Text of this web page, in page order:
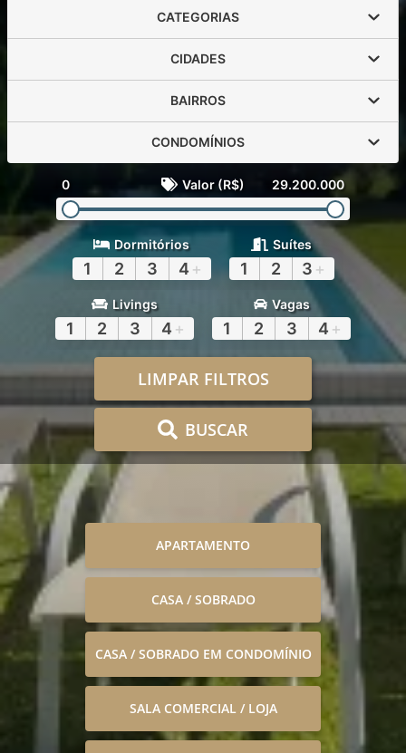
CATEGORIAS
CIDADES
BAIRROS
CONDOMÍNIOS
0 Valor (R$) 29.200.000
Dormitórios
1 2 3 4 +
Suítes
1 2 3 +
Livings
1 2 3 4 +
Vagas
1 2 3 4 +
LIMPAR FILTROS
BUSCAR
APARTAMENTO
CASA / SOBRADO
CASA / SOBRADO EM CONDOMÍNIO
SALA COMERCIAL / LOJA